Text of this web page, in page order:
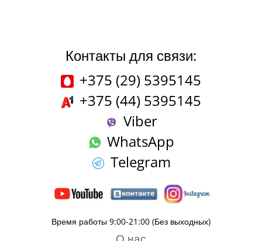
Контакты для связи:
+375 (29) 5395145
+375 (44) 5395145
Viber
WhatsApp
Telegram
Время работы 9:00-21:00 (Без выходных)